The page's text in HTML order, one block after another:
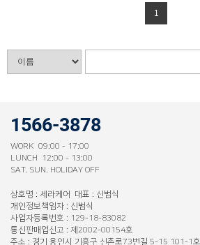
1
1566-3878
WORK 09:00 - 17:00
LUNCH 12:00 - 13:00
SAT. SUN. HOLIDAY OFF
상호명 : 세라케어 대표 : 신범식
개인정보책임자 : 신범식
사업자등록번호 : 129-18-83082
통신판매업신고 : 제2002-00154호
주소 : 경기 용인시 기흥구 신촌로73번길 5-15 101-1호